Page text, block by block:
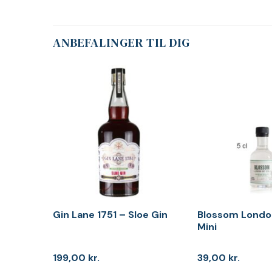
ANBEFALINGER TIL DIG
Gin Lane 1751 – Sloe Gin
199,00 kr.
Blossom
Mini
39,00 kr.